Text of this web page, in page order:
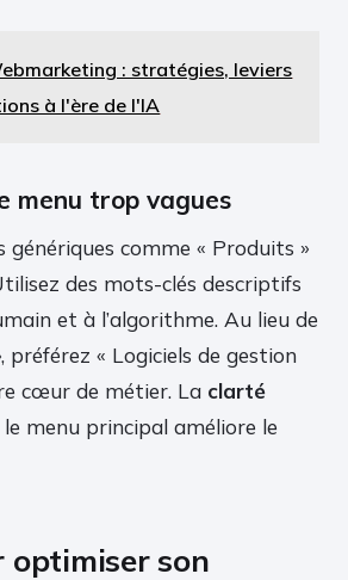
: stratégies, leviers
à l'ère de l'IA
menu trop vagues
génériques comme « Produits »
des mots-clés descriptifs
et à l’algorithme. Au lieu de
préférez « Logiciels de gestion
cœur de métier. La clarté
le menu principal améliore le
optimiser son